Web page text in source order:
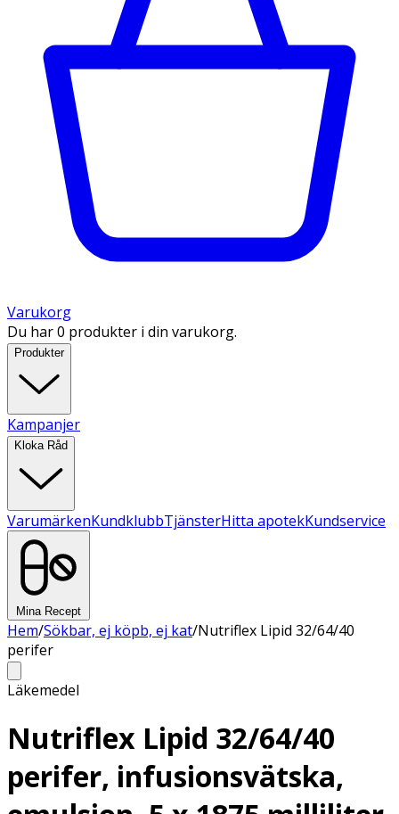
Varukorg
Du har 0 produkter i din varukorg.
Produkter
Kampanjer
Kloka Råd
VarumärkenKundklubbTjänsterHitta apotekKundservice
Mina Recept
Hem/Sökbar, ej köpb, ej kat/Nutriflex Lipid 32/64/40
perifer
Läkemedel
Nutriflex Lipid 32/64/40
perifer, infusionsvätska,